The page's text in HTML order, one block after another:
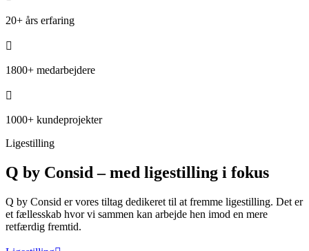
20+ års erfaring
1800+ medarbejdere
1000+ kundeprojekter
Ligestilling
Q by Consid – med ligestilling i fokus
Q by Consid er vores tiltag dedikeret til at fremme ligestilling. Det er
et fællesskab hvor vi sammen kan arbejde hen imod en mere
retfærdig fremtid.